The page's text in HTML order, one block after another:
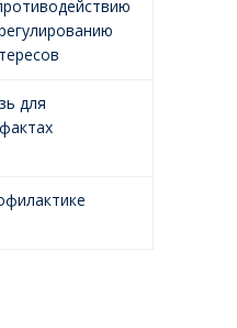
для